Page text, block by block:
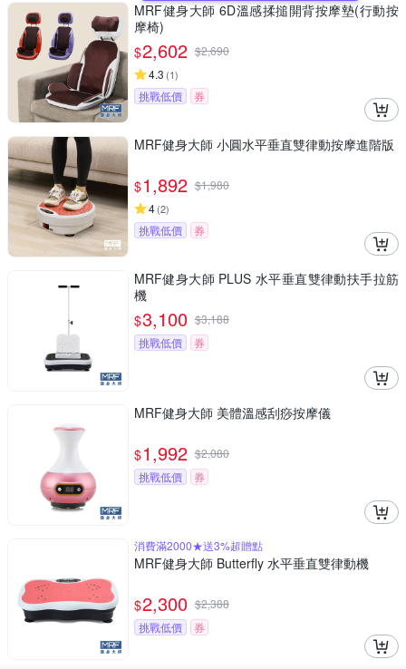
MRF健身大師 6D溫感揉搥開背按摩墊(行動按
摩椅)
$2,602 $2,690
4.3 (1)
挑戰低價 券
MRF健身大師 ⼩圓⽔平垂直雙律動按摩進階版
$1,892 $1,980
4(2)
挑戰低價 券
MRF健身大師 PLUS ⽔平垂直雙律動扶⼿拉筋
機
$3,100 $3,188
挑戰低價
券
MRF健身大師 美體溫感刮痧按摩儀
$1,992 $2,080
挑戰低價
券
消費滿2000★送3%超贈點
MRF健身大師 Butterfly ⽔平垂直雙律動機
$2,300 $2,388
挑戰低價
券